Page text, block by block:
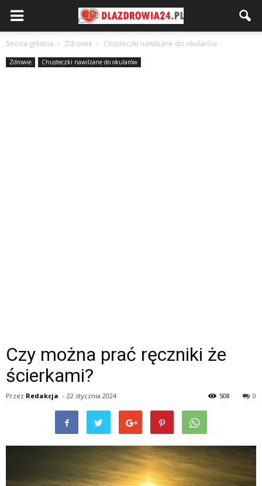
Strona główna Zdrowie Chusteczki nawilżane do okularów
Zdrowie Chusteczki nawilżane do okularów
Czy można prać ręczniki że
ścierkami?
Przez Redakcja - 22 stycznia 2024 0
508